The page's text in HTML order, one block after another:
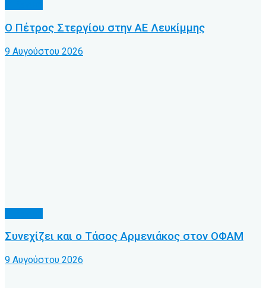
Ο Πέτρος Στεργίου στην ΑΕ Λευκίμμης
9 Αυγούστου 2026
Συνεχίζει και ο Τάσος Αρμενιάκος στον ΟΦΑΜ
9 Αυγούστου 2026